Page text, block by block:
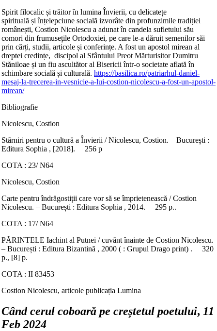
Spirit filocalic și trăitor în lumina Învierii, cu delicatețe
spirituală și înțelepciune socială izvorâte din profunzimile tradiției
românești, Costion Nicolescu a adunat în candela sufletului său
comori din frumusețile Ortodoxiei, pe care le-a dăruit semenilor săi
prin cărți, studii, articole și conferințe. A fost un apostol mirean al
dreptei credințe, discipol al Sfântului Preot Mărturisitor Dumitru
Stăniloae și un fiu ascultător al Bisericii într-o societate aflată în
schimbare socială și culturală. https://basilica.ro/patriarhul-daniel-
mesaj-la-trecerea-in-vesnicie-a-lui-costion-nicolescu-a-fost-un-apostol-
mirean/
Bibliografie
Nicolescu, Costion
Stârniri pentru o cultură a Învierii / Nicolescu, Costion. – București :
Editura Sophia , [2018]. 256 p
COTA : 23/ N64
Nicolescu, Costion
Carte pentru îndrăgostiții care vor să se împrietenească / Costion
Nicolescu. – București : Editura Sophia , 2014. 295 p..
COTA : 17/ N64
PĂRINTELE Iachint al Putnei / cuvânt înainte de Costion Nicolescu.
– București : Editura Bizantină , 2000 ( : Grupul Drago print) . 320
p., [8] p.
COTA : II 83453
Costion Nicolescu, articole publicația Lumina
Când cerul coboară pe creștetul poetului, 11
Feb 2024